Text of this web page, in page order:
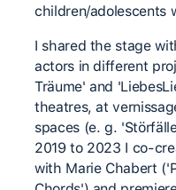
children/adolescents
I shared the stage
actors in different
Träume' and
theatres, at
spaces (e. g.
2019 to 2023 I co-
with Marie Chabert